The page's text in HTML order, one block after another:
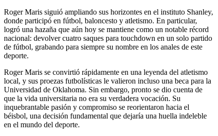
Roger Maris siguió ampliando sus horizontes en el instituto Shanley,
donde participó en fútbol, baloncesto y atletismo. En particular,
logró una hazaña que aún hoy se mantiene como un notable récord
nacional: devolver cuatro saques para touchdown en un solo partido
de fútbol, grabando para siempre su nombre en los anales de este
deporte.
Roger Maris se convirtió rápidamente en una leyenda del atletismo
local, y sus proezas futbolísticas le valieron incluso una beca para la
Universidad de Oklahoma. Sin embargo, pronto se dio cuenta de
que la vida universitaria no era su verdadera vocación. Su
inquebrantable pasión y compromiso se reorientaron hacia el
béisbol, una decisión fundamental que dejaría una huella indeleble
en el mundo del deporte.